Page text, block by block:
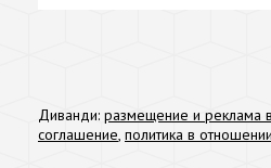
Диванди: размещение и реклама
соглашение, политика в